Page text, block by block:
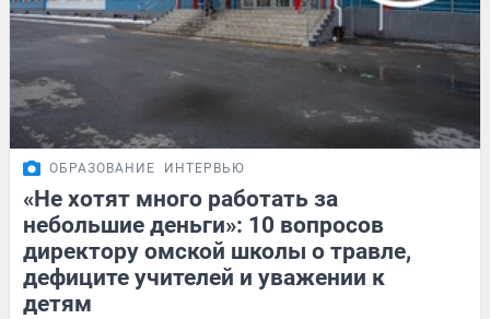
ОБРАЗОВАНИЕ ИНТЕРВЬЮ
«Не хотят много работать за
небольшие деньги»: 10 вопросов
директору омской школы о травле,
дефиците учителей и уважении к
детям